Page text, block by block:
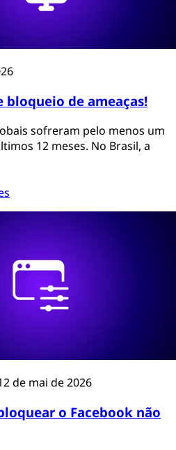
bloqueio de ameaças!
sofreram pelo menos um
12 meses. No Brasil, a
de mai de 2026
o Facebook não